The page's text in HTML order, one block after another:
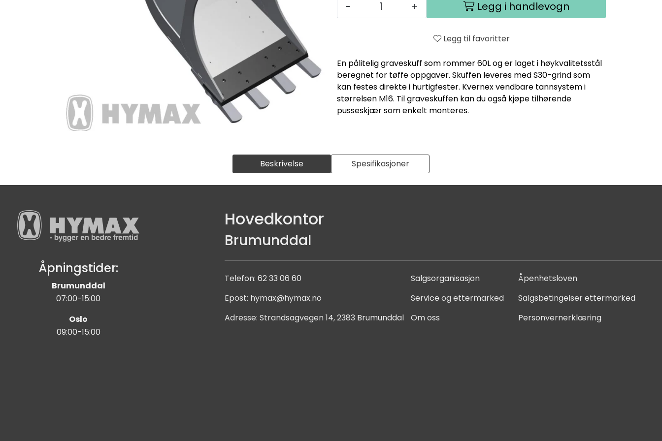
- + Legg i handlevogn
Legg til favoritter
En pålitelig graveskuff som rommer 60L og er laget i høykvalitetsstål
beregnet for tøffe oppgaver. Skuffen leveres med S30-grind som
kan festes direkte i hurtigfester. Kvernex vendbare tannsystem i
størrelsen M16. Til graveskuffen kan du også kjøpe tilhørende
pusseskjær som enkelt monteres.
Beskrivelse Spesifikasjoner
Åpningstider:
Brumunddal
07:00-15:00
Oslo
09:00-15:00
Hovedkontor
Brumunddal
Telefon: 62 33 06 60 Salgsorganisasjon
Åpenhetsloven
Epost: hymax@hymax.no Service og ettermarked
Salgsbetingelser ettermarked
Adresse: Strandsagvegen 14, 2383 Brumunddal Om oss Personvernerklæring